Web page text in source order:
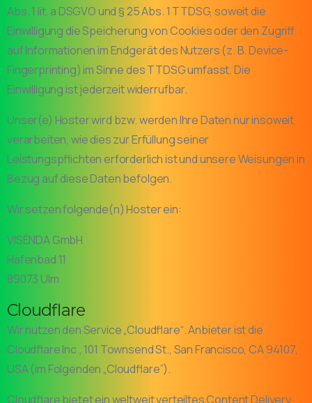
Abs. 1 lit. a DSGVO und § 25 Abs. 1 TTDSG, soweit die
Einwilligung die Speicherung von Cookies oder den Zugriff
auf Informationen im Endgerät des Nutzers (z. B. Device-
Fingerprinting) im Sinne des TTDSG umfasst. Die
Einwilligung ist jederzeit widerrufbar.
Unser(e) Hoster wird bzw. werden Ihre Daten nur insoweit
verarbeiten, wie dies zur Erfüllung seiner
Leistungspflichten erforderlich ist und unsere Weisungen in
Bezug auf diese Daten befolgen.
Wir setzen folgende(n) Hoster ein:
VISENDA GmbH
Hafenbad 11
89073 Ulm
Cloudflare
Wir nutzen den Service „Cloudflare“. Anbieter ist die
Cloudflare Inc., 101 Townsend St., San Francisco, CA 94107,
USA (im Folgenden „Cloudflare”).
Cloudflare bietet ein weltweit verteiltes Content Delivery